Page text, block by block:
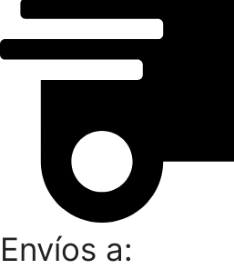
Envíos a: